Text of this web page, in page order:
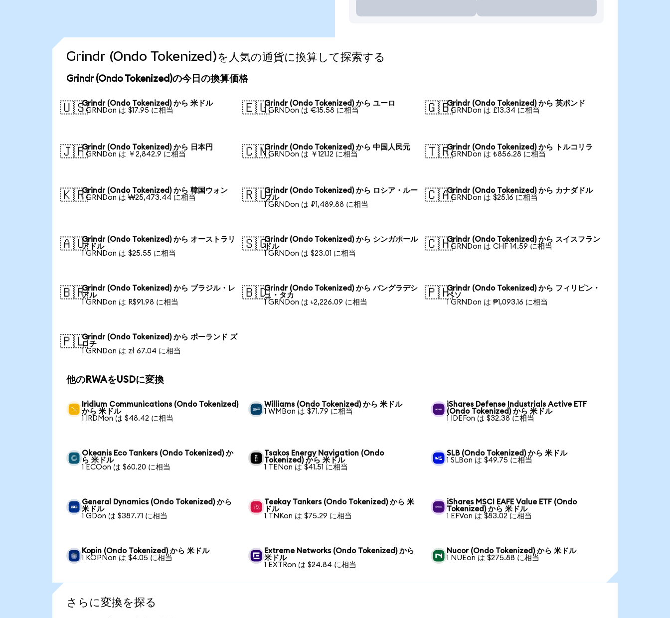
Grindr (Ondo Tokenized)を人気の通貨に換算して探索する
Grindr (Ondo Tokenized)の今日の換算価格
🇺🇸Grindr (Ondo Tokenized) から 米ドル
1 GRNDon は $17.95 に相当
🇪🇺Grindr (Ondo Tokenized) から ユーロ
1 GRNDon は €15.58 に相当
🇬🇧Grindr (Ondo Tokenized) から 英ポンド
1 GRNDon は £13.34 に相当
🇯🇵Grindr (Ondo Tokenized) から 日本円
1 GRNDon は ￥2,842.9 に相当
🇨🇳Grindr (Ondo Tokenized) から 中国人民元
1 GRNDon は ￥121.12 に相当
🇹🇷Grindr (Ondo Tokenized) から トルコリラ
1 GRNDon は ₺856.28 に相当
🇰🇷Grindr (Ondo Tokenized) から 韓国ウォン
1 GRNDon は ₩25,473.44 に相当
🇷🇺Grindr (Ondo Tokenized) から ロシア・ルー
ブル
1 GRNDon は ₽1,489.88 に相当
🇨🇦Grindr (Ondo Tokenized) から カナダドル
1 GRNDon は $25.16 に相当
🇦🇺Grindr (Ondo Tokenized) から オーストラリ
アドル
1 GRNDon は $25.55 に相当
🇸🇬Grindr (Ondo Tokenized) から シンガポール
ドル
1 GRNDon は $23.01 に相当
🇨🇭Grindr (Ondo Tokenized) から スイスフラン
1 GRNDon は CHF 14.59 に相当
🇧🇷Grindr (Ondo Tokenized) から ブラジル・レ
アル
1 GRNDon は R$91.98 に相当
🇧🇩Grindr (Ondo Tokenized) から バングラデシ
ュ・タカ
1 GRNDon は ৳2,226.09 に相当
🇵🇭Grindr (Ondo Tokenized) から フィリピン・
ペソ
1 GRNDon は ₱1,093.16 に相当
🇵🇱Grindr (Ondo Tokenized) から ポーランド ズ
ロチ
1 GRNDon は zł 67.04 に相当
他のRWAをUSDに変換
Iridium Communications (Ondo Tokenized)
から 米ドル
1 IRDMon は $48.42 に相当
Williams (Ondo Tokenized) から 米ドル
1 WMBon は $71.79 に相当
iShares Defense Industrials Active ETF
(Ondo Tokenized) から 米ドル
1 IDEFon は $32.38 に相当
Okeanis Eco Tankers (Ondo Tokenized) か
ら 米ドル
1 ECOon は $60.20 に相当
Tsakos Energy Navigation (Ondo
Tokenized) から 米ドル
1 TENon は $41.51 に相当
SLB (Ondo Tokenized) から 米ドル
1 SLBon は $49.75 に相当
General Dynamics (Ondo Tokenized) から
米ドル
1 GDon は $387.71 に相当
Teekay Tankers (Ondo Tokenized) から 米
ドル
1 TNKon は $75.29 に相当
iShares MSCI EAFE Value ETF (Ondo
Tokenized) から 米ドル
1 EFVon は $83.02 に相当
Kopin (Ondo Tokenized) から 米ドル
1 KOPNon は $4.05 に相当
Extreme Networks (Ondo Tokenized) から
米ドル
1 EXTRon は $24.84 に相当
Nucor (Ondo Tokenized) から 米ドル
1 NUEon は $275.88 に相当
さらに変換を探る